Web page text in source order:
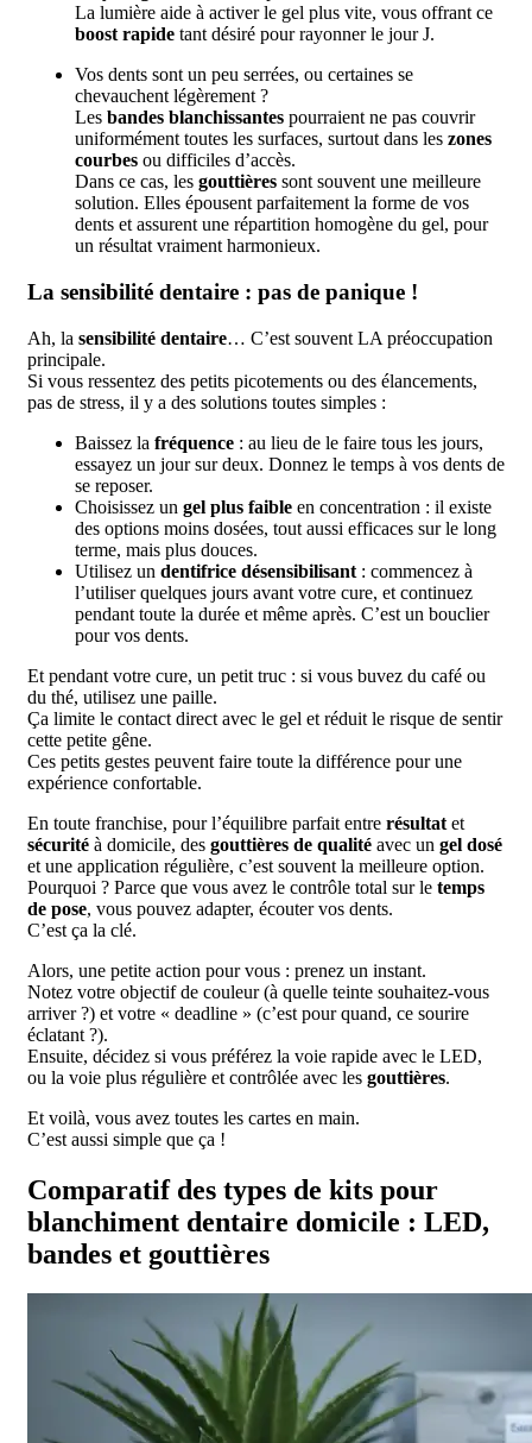
La lumière aide à activer le gel plus vite, vous offrant ce
boost rapide tant désiré pour rayonner le jour J.
Vos dents sont un peu serrées, ou certaines se
chevauchent légèrement ?
Les bandes blanchissantes pourraient ne pas couvrir
uniformément toutes les surfaces, surtout dans les zones
courbes ou difficiles d’accès.
Dans ce cas, les gouttières sont souvent une meilleure
solution. Elles épousent parfaitement la forme de vos
dents et assurent une répartition homogène du gel, pour
un résultat vraiment harmonieux.
La sensibilité dentaire : pas de panique !
Ah, la sensibilité dentaire… C’est souvent LA préoccupation
principale.
Si vous ressentez des petits picotements ou des élancements,
pas de stress, il y a des solutions toutes simples :
Baissez la fréquence : au lieu de le faire tous les jours,
essayez un jour sur deux. Donnez le temps à vos dents de
se reposer.
Choisissez un gel plus faible en concentration : il existe
des options moins dosées, tout aussi efficaces sur le long
terme, mais plus douces.
Utilisez un dentifrice désensibilisant : commencez à
l’utiliser quelques jours avant votre cure, et continuez
pendant toute la durée et même après. C’est un bouclier
pour vos dents.
Et pendant votre cure, un petit truc : si vous buvez du café ou
du thé, utilisez une paille.
Ça limite le contact direct avec le gel et réduit le risque de sentir
cette petite gêne.
Ces petits gestes peuvent faire toute la différence pour une
expérience confortable.
En toute franchise, pour l’équilibre parfait entre résultat et
sécurité à domicile, des gouttières de qualité avec un gel dosé
et une application régulière, c’est souvent la meilleure option.
Pourquoi ? Parce que vous avez le contrôle total sur le temps
de pose, vous pouvez adapter, écouter vos dents.
C’est ça la clé.
Alors, une petite action pour vous : prenez un instant.
Notez votre objectif de couleur (à quelle teinte souhaitez-vous
arriver ?) et votre « deadline » (c’est pour quand, ce sourire
éclatant ?).
Ensuite, décidez si vous préférez la voie rapide avec le LED,
ou la voie plus régulière et contrôlée avec les gouttières.
Et voilà, vous avez toutes les cartes en main.
C’est aussi simple que ça !
Comparatif des types de kits pour
blanchiment dentaire domicile : LED,
bandes et gouttières